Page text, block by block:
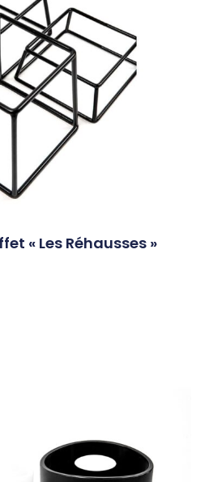
« Les Réhausses »